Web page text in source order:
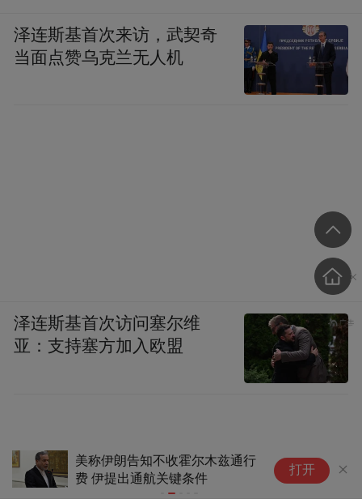
美称伊朗告知不收霍尔木兹通行
费 伊提出通航关键条件
打开
泽连斯基首次来访，武契奇
当面点赞乌克兰无人机
泽连斯基首次访问塞尔维
亚：支持塞方加入欧盟